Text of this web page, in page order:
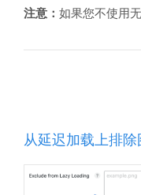
注意： 如果您不使用
从延迟加载上排除